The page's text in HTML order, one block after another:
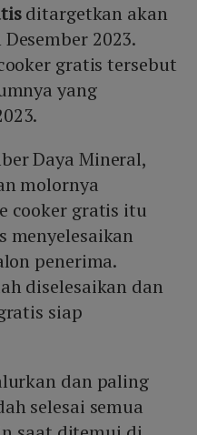
ditargetkan akan
2023.
gratis tersebut
yang
Daya Mineral,
molornya
cooker gratis itu
menyelesaikan
penerima.
diselesaikan dan
siap
dan paling
selesai semua